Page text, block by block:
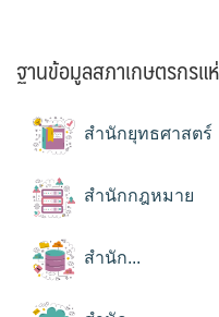
ฐานข้อมูลสภาเกษตรกรแ
สำนักยุทธศาสตร์
สำนักกฎหมาย
สำนัก...